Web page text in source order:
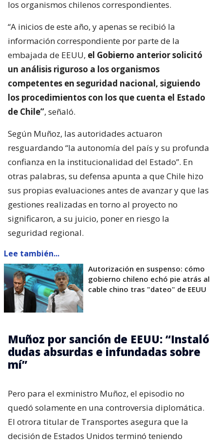
los organismos chilenos correspondientes.
“A inicios de este año, y apenas se recibió la
información correspondiente por parte de la
embajada de EEUU, el Gobierno anterior solicitó
un análisis riguroso a los organismos
competentes en seguridad nacional, siguiendo
los procedimientos con los que cuenta el Estado
de Chile”, señaló.
Según Muñoz, las autoridades actuaron
resguardando “la autonomía del país y su profunda
confianza en la institucionalidad del Estado”. En
otras palabras, su defensa apunta a que Chile hizo
sus propias evaluaciones antes de avanzar y que las
gestiones realizadas en torno al proyecto no
significaron, a su juicio, poner en riesgo la
seguridad regional.
Lee también...
Autorización en suspenso: cómo
gobierno chileno echó pie atrás al
cable chino tras "dateo" de EEUU
Muñoz por sanción de EEUU: “Instaló
dudas absurdas e infundadas sobre
mí”
Pero para el exministro Muñoz, el episodio no
quedó solamente en una controversia diplomática.
El otrora titular de Transportes asegura que la
decisión de Estados Unidos terminó teniendo